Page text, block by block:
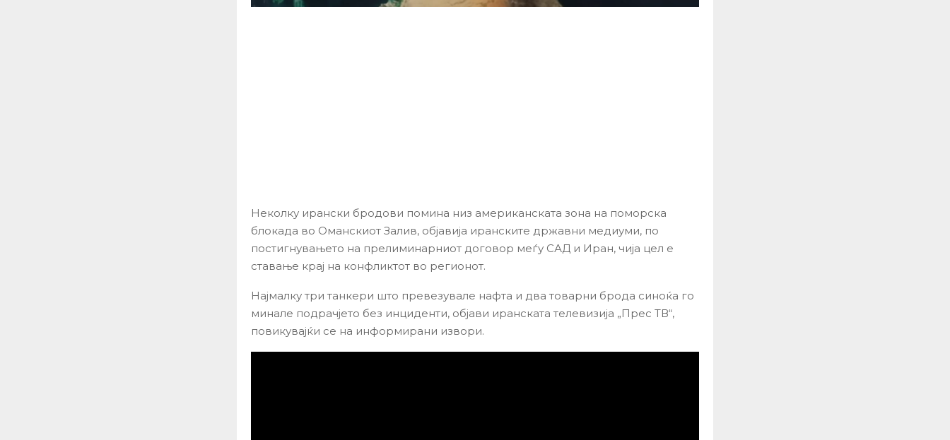
Неколку ирански бродови помина низ американската зона на поморска
блокада во Оманскиот Залив, објавија иранските државни медиуми, по
постигнувањето на прелиминарниот договор меѓу САД и Иран, чија цел е
ставање крај на конфликтот во регионот.
Најмалку три танкери што превезувале нафта и два товарни брода синоќа го
минале подрачјето без инциденти, објави иранската телевизија „Прес ТВ“,
повикувајќи се на информирани извори.